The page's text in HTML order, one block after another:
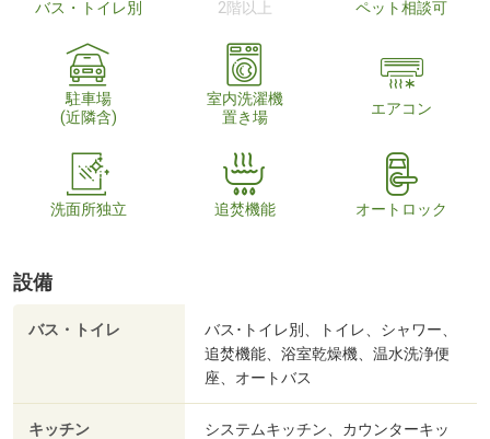
バス・トイレ別 2階以上 ペット相談可
駐車場
(近隣含)
室内洗濯機
置き場
エアコン
洗面所独立 追焚機能 オートロック
設備
バス・トイレ
バス･トイレ別、トイレ、シャワー、
追焚機能、浴室乾燥機、温水洗浄便
座、オートバス
キッチン
システムキッチン、カウンターキッ